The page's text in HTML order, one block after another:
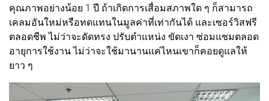
คุณภาพอย่างน้อย 1 ปี ถ้าเกิดการเสื่อมสภาพใด ๆ ก็สามารถ
เคลมอันใหม่หรือทดแทนในมูลค่าที่เท่ากันได้ และเซอร์วิสฟรี
ตลอดชีพ ไม่ว่าจะดัดทรง ปรับตำแหน่ง ขัดเงา ซ่อมแซมตลอด
อายุการใช้งาน ไม่ว่าจะใช้มานานแค่ไหนเขาก็คอยดูแลให้
ยาว ๆ